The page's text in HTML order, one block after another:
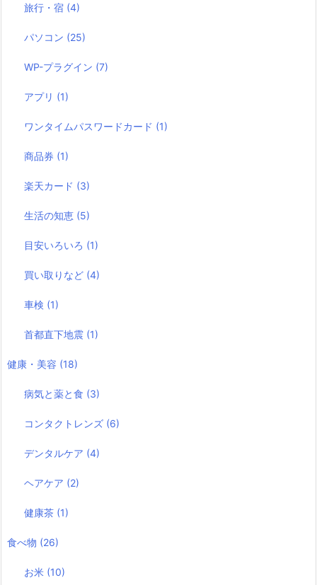
旅行・宿 (4)
パソコン (25)
WP-プラグイン (7)
アプリ (1)
ワンタイムパスワードカード (1)
商品券 (1)
楽天カード (3)
生活の知恵 (5)
目安いろいろ (1)
買い取りなど (4)
車検 (1)
首都直下地震 (1)
健康・美容 (18)
病気と薬と食 (3)
コンタクトレンズ (6)
デンタルケア (4)
ヘアケア (2)
健康茶 (1)
食べ物 (26)
お米 (10)